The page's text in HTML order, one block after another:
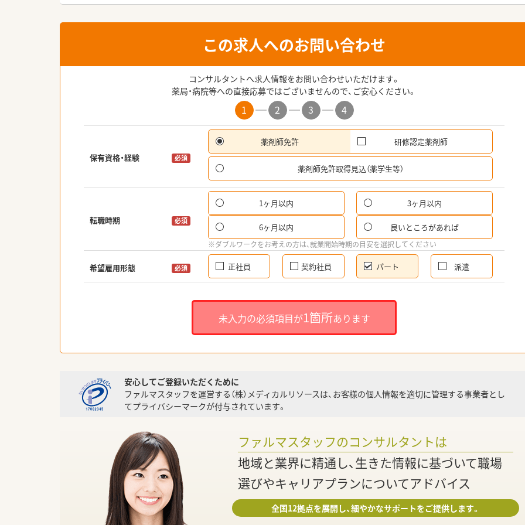
この求人へのお問い合わせ
コンサルタントへ求人情報をお問い合わせいただけます。
薬局・病院等への直接応募ではございませんので、ご安心ください。
1 2 3 4
保有資格・経験 必須
薬剤師免許 研修認定薬剤師
薬剤師免許取得見込（薬学生等）
転職時期 必須
1ヶ月以内 3ヶ月以内
6ヶ月以内 良いところがあれば
※ダブルワークをお考えの方は、就業開始時期の目安を選択してください
希望雇用形態 必須 正社員 契約社員 パート 派遣
未入力の必須項目が1箇所あります
安心してご登録いただくために
ファルマスタッフを運営する（株）メディカルリソースは、お客様の個人情報を適切に管理する事業者とし
てプライバシーマークが付与されています。
ファルマスタッフのコンサルタントは
地域と業界に精通し、生きた情報に基づいて職場
選びやキャリアプランについてアドバイス
全国12拠点を展開し、細やかなサポートをご提供します。